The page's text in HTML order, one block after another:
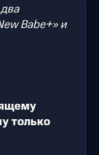
Babe+» и
только